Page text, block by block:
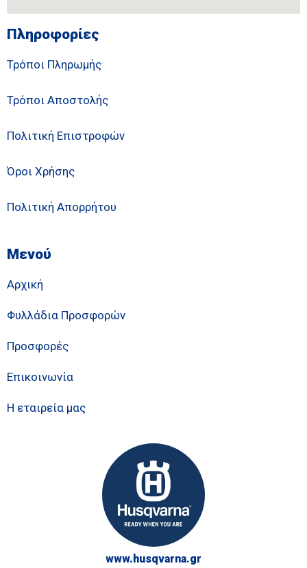
Πληροφορίες
Τρόποι Πληρωμής
Τρόποι Αποστολής
Πολιτική Επιστροφών
Όροι Χρήσης
Πολιτική Απορρήτου
Μενού
Αρχική
Φυλλάδια Προσφορών
Προσφορές
Επικοινωνία
Η εταιρεία μας
www.husqvarna.gr